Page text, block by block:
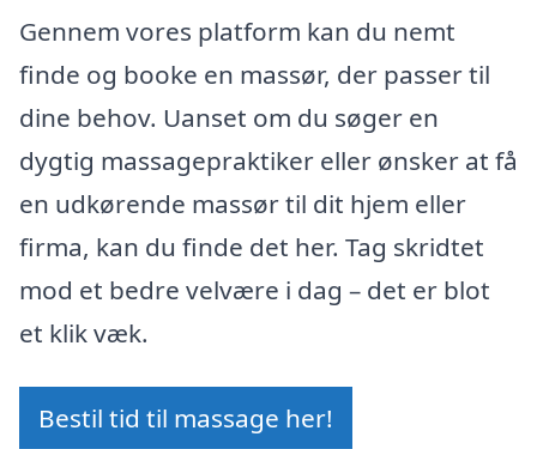
Gennem vores platform kan du nemt
finde og booke en massør, der passer til
dine behov. Uanset om du søger en
dygtig massagepraktiker eller ønsker at få
en udkørende massør til dit hjem eller
firma, kan du finde det her. Tag skridtet
mod et bedre velvære i dag – det er blot
et klik væk.
Bestil tid til massage her!